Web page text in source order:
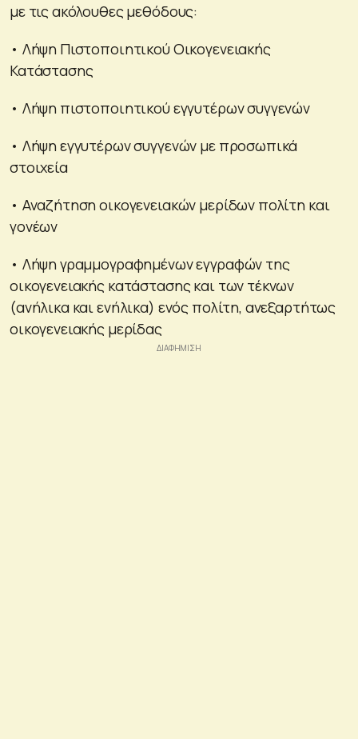
με τις ακόλουθες μεθόδους:
• Λήψη Πιστοποιητικού Οικογενειακής
Κατάστασης
• Λήψη πιστοποιητικού εγγυτέρων συγγενών
• Λήψη εγγυτέρων συγγενών με προσωπικά
στοιχεία
• Αναζήτηση οικογενειακών μερίδων πολίτη και
γονέων
• Λήψη γραμμογραφημένων εγγραφών της
οικογενειακής κατάστασης και των τέκνων
(ανήλικα και ενήλικα) ενός πολίτη, ανεξαρτήτως
οικογενειακής μερίδας